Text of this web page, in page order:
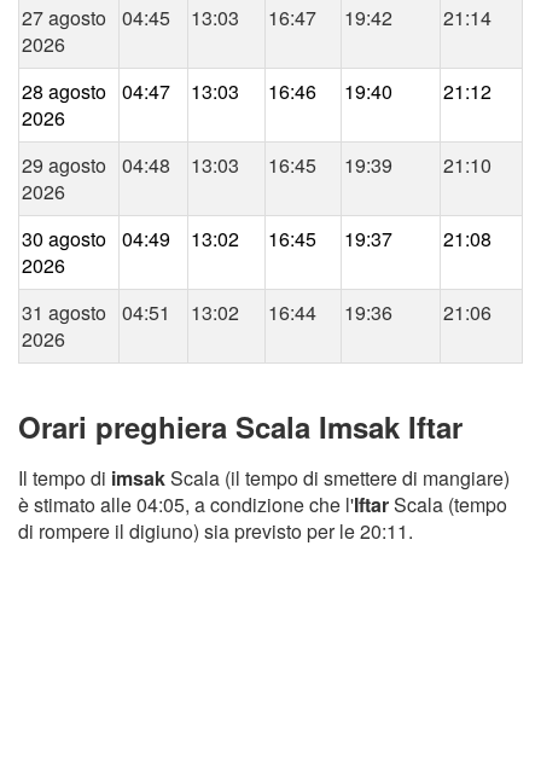
27 agosto
2026
04:45 13:03 16:47 19:42 21:14
28 agosto
2026
04:47 13:03 16:46 19:40 21:12
29 agosto
2026
04:48 13:03 16:45 19:39 21:10
30 agosto
2026
04:49 13:02 16:45 19:37 21:08
31 agosto
2026
04:51 13:02 16:44 19:36 21:06
Orari preghiera Scala Imsak Iftar
Il tempo di imsakScala (il tempo di smettere di mangiare)
è stimato alle 04:05, a condizione che l'IftarScala (tempo
di rompere il digiuno) sia previsto per le 20:11.